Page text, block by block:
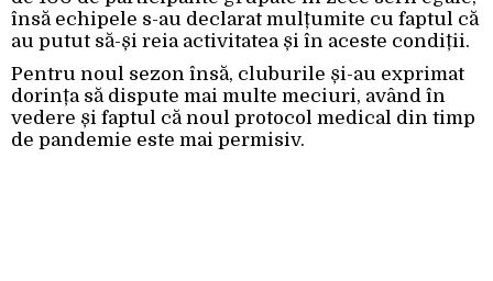
însă echipele s-au declarat mulțumite cu faptul că
au putut să-și reia activitatea și în aceste condiții.
Pentru noul sezon însă, cluburile și-au exprimat
dorința să dispute mai multe meciuri, având în
vedere și faptul că noul protocol medical din timp
de pandemie este mai permisiv.